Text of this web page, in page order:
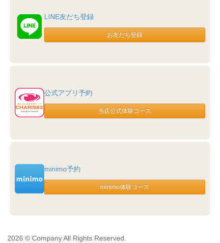
LINE友だち登録
公式アプリ予約
minimo予約
2026 © Company All Rights Reserved.